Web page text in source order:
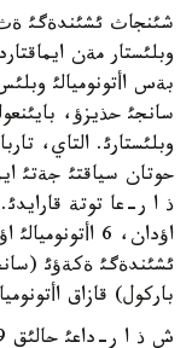
شئنجاث ئشئندةگئ ةث
وبلئستار مةن
بةس اأتونوميالئ
سانجئ حذيزؤ،
وبلئستارئ. التاي،
حوتان سياقتئ جةتئ
اؤدان، 6
ئشئندةگئ ةكةؤئ
باركول) قازاق